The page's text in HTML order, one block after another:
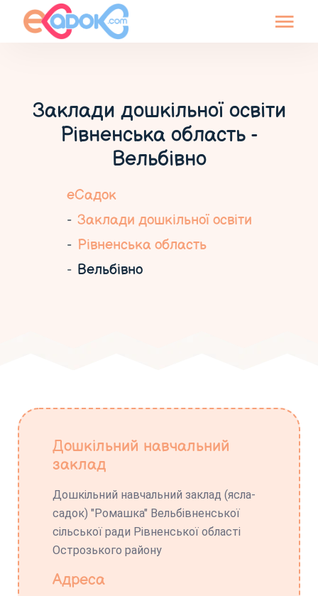
Заклади дошкільної освіти
Рівненська область -
Вельбівно
еСадок
Заклади дошкільної освіти
Рівненська область
Вельбівно
Дошкільний навчальний
заклад
Дошкільний навчальний заклад (ясла-
садок) "Ромашка" Вельбівненської
сільської ради Рівненської області
Острозького району
Адреса